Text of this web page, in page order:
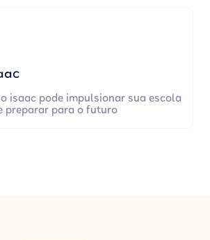
isaac pode impulsionar sua escola
preparar para o futuro